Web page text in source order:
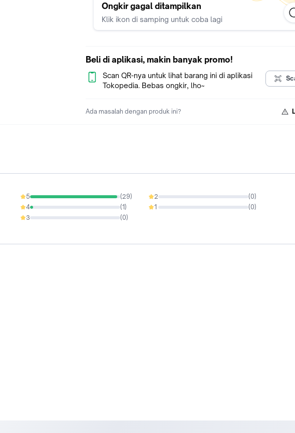
switch mekanikal MX style.
Ongkir gagal ditampilkan
Klik ikon di samping untuk coba lagi
Beli di aplikasi, makin banyak promo!
Scan QR-nya untuk lihat barang ini di aplikasi
Tokopedia. Bebas ongkir, lho~
Ada masalah dengan produk ini?
5 (29)
96.67%
4 (1)
3.33%
3 (0)
0%
2 (0)
0%
1 (0)
0%